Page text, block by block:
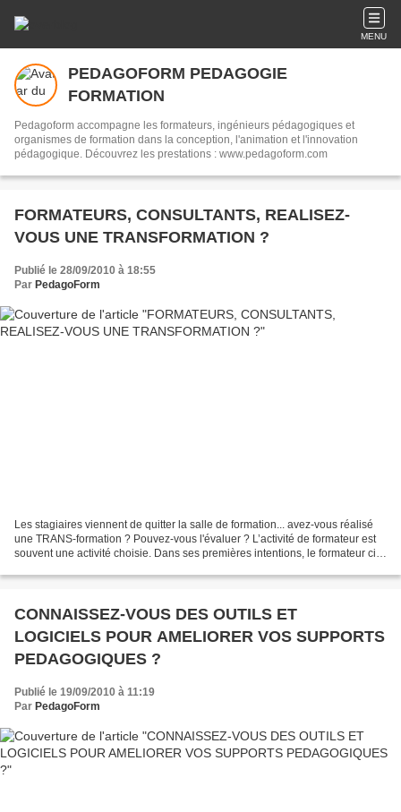
MENU
PEDAGOFORM PEDAGOGIE
FORMATION
Pedagoform accompagne les formateurs, ingénieurs pédagogiques et
organismes de formation dans la conception, l'animation et l'innovation
pédagogique. Découvrez les prestations : www.pedagoform.com
FORMATEURS, CONSULTANTS, REALISEZ-
VOUS UNE TRANSFORMATION ?
Publié le 28/09/2010 à 18:55
Par PedagoForm
Les stagiaires viennent de quitter la salle de formation... avez-vous réalisé
une TRANS-formation ? Pouvez-vous l'évaluer ? L’activité de formateur est
souvent une activité choisie. Dans ses premières intentions, le formateur cite
CONNAISSEZ-VOUS DES OUTILS ET
LOGICIELS POUR AMELIORER VOS SUPPORTS
PEDAGOGIQUES ?
Publié le 19/09/2010 à 11:19
Par PedagoForm